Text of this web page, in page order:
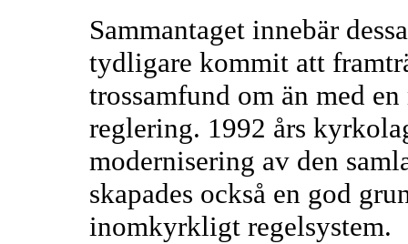
Sammantaget innebär
tydligare kommit att
trossamfund om än med
reglering. 1992 års
modernisering av den
skapades också en god
inomkyrkligt regelsystem.